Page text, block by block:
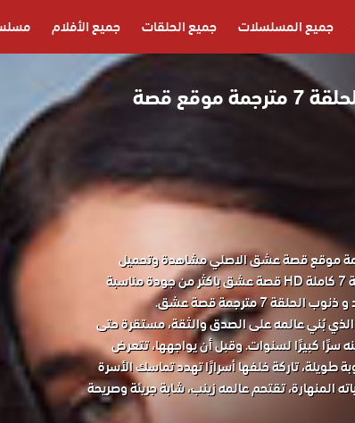
جميع المسلسلات جميع الحلقات جميع الأفلام
مسلسل ورود و ذنوب الحلقة 7 مترجمة موقع قصة
و ذنوب الحلقة 7 مترجمة موقع قصة عشق الاصلي مشاهدة وتحميل
المسلسل التركي ورود و ذنوب الحلقة 7 كاملة HD قصة عشق باكثر من جودة مناسبة
الذي بُني عالمه على الصدق والثقة، مستقرة حتى
كبيرًا لسنوات. وقبل أن يواجهها، تتعرض
طويلة، تاركة خلفها أسرارًا تهدد تماسك الأسرة
المنهارة، تقتحم عالمه زينب، شابة جريئة وصريحة